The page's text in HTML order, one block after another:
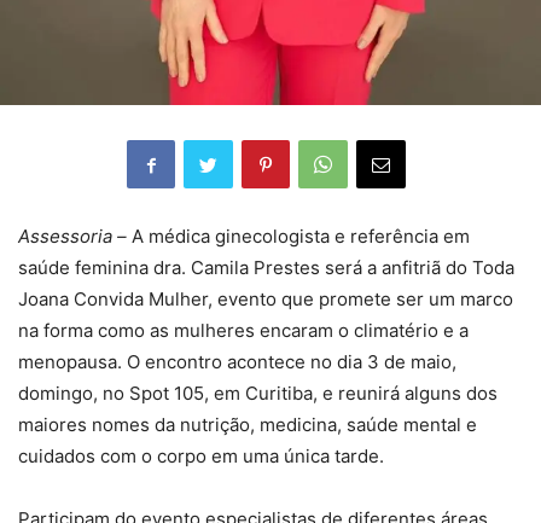
Assessoria – A médica ginecologista e referência em
saúde feminina dra. Camila Prestes será a anfitriã do Toda
Joana Convida Mulher, evento que promete ser um marco
na forma como as mulheres encaram o climatério e a
menopausa. O encontro acontece no dia 3 de maio,
domingo, no Spot 105, em Curitiba, e reunirá alguns dos
maiores nomes da nutrição, medicina, saúde mental e
cuidados com o corpo em uma única tarde.